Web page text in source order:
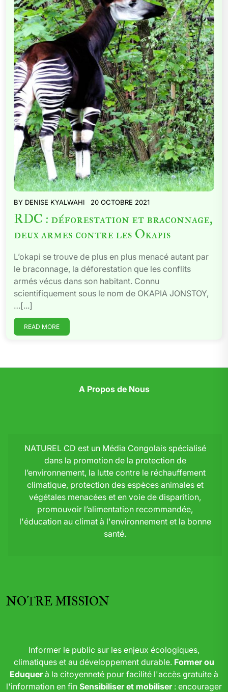
BY DENISE KYALWAHI 20 OCTOBRE 2021
RDC : déforestation et braconnage,
deux armes contre les Okapis
L’okapi se trouve de plus en plus menacé autant par
le braconnage, la déforestation que les conflits
armés vécus dans son habitant. Connu
scientifiquement sous le nom de OKAPIA JONSTOY,
…[...]
READ MORE
A Propos de Nous
NATUREL CD est un Média Congolais spécialisé
dans la promotion de la protection de
l’environnement, la lutte contre le réchauffement
climatique, protection des espèces animales et
végétales menacées et en voie de disparition,
promouvoir l’alimentation recommandée,
l'éducation au climat à l'environnement et la bonne
santé.
NOTRE MISSION
Informer le public sur les enjeux écologiques,
climatiques et au développement durable. Former ou
Eduquerà la citoyenneté pour facilité l'accès gratuite à
l'information en fin Sensibiliser et mobiliser: encourager